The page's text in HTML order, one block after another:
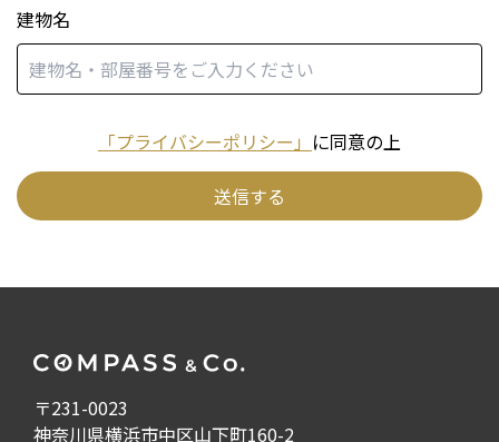
建物名
「プライバシーポリシー」 に同意の上
送信する
〒231-0023
神奈川県横浜市中区山下町160-2